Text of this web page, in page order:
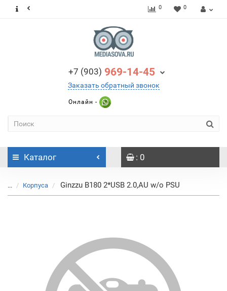
0 0
+7 (903) 969-14-45
Заказать обратный звонок
Онлайн -
Каталог : 0
... Корпуса Ginzzu B180 2*USB 2.0,AU w/o PSU